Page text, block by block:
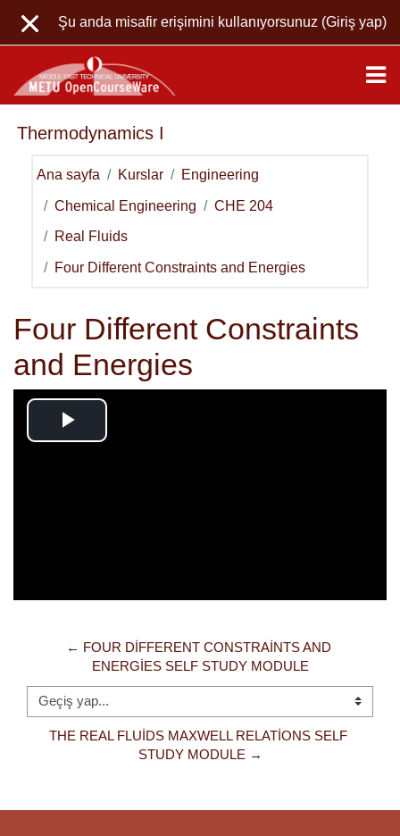
Şu anda misafir erişimini kullanıyorsunuz (Giriş yap)
Thermodynamics I
Ana sayfa Kurslar Engineering
Chemical Engineering CHE 204
Real Fluids
Four Different Constraints and Energies
Four Different Constraints
and Energies
Videoyu
← FOUR DIFFERENT CONSTRAINTS AND
ENERGIES SELF STUDY MODULE
Geçiş yap...
THE REAL FLUIDS MAXWELL RELATIONS SELF
STUDY MODULE →